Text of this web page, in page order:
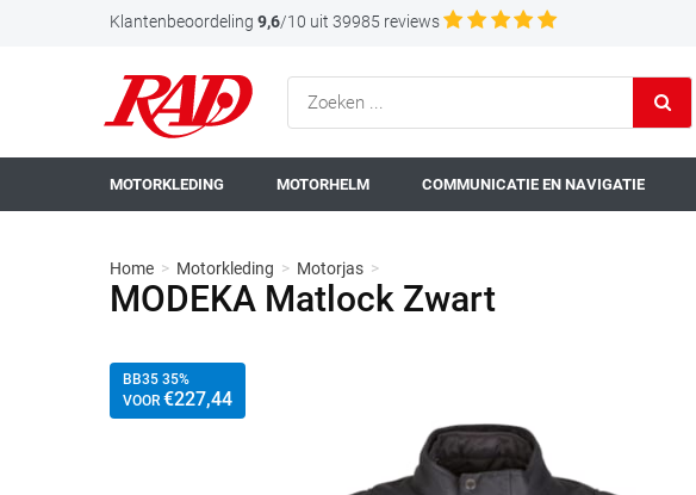
Klantenbeoordeling 9,6/10 uit 39985 reviews
MOTORKLEDING MOTORHELM COMMUNICATIE EN NAVIGATIE
Home > Motorkleding > Motorjas >
MODEKA Matlock Zwart
BB35 35%
VOOR€227,44